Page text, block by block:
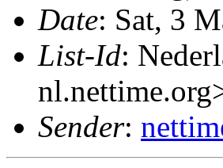
Date: Sat, 3
List-Id:
Sender: